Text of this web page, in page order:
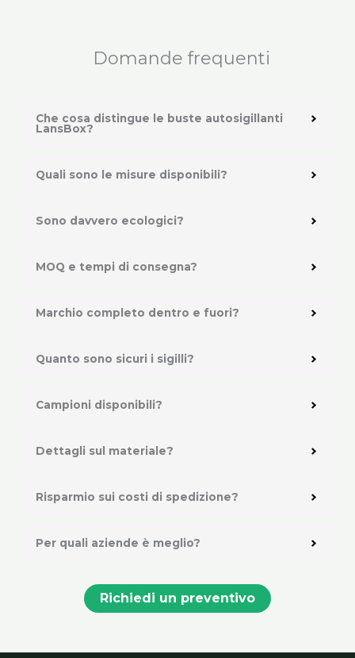
Domande frequenti
Che cosa distingue le buste autosigillanti
LansBox?
Quali sono le misure disponibili?
Sono davvero ecologici?
MOQ e tempi di consegna?
Marchio completo dentro e fuori?
Quanto sono sicuri i sigilli?
Campioni disponibili?
Dettagli sul materiale?
Risparmio sui costi di spedizione?
Per quali aziende è meglio?
Richiedi un preventivo